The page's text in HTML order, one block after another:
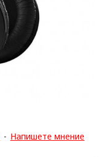
- Напишете мнение